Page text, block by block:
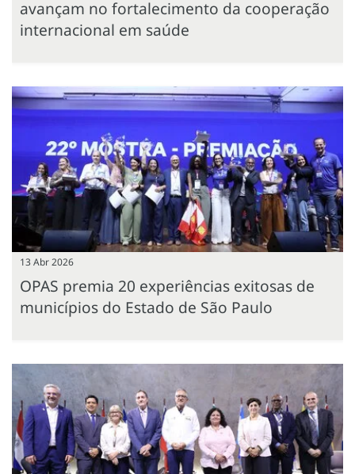
avançam no fortalecimento da cooperação
internacional em saúde
13 Abr 2026
OPAS premia 20 experiências exitosas de
municípios do Estado de São Paulo